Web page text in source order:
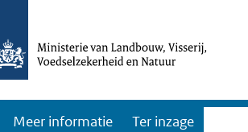
Meer informatie Ter inzage
Zoeken